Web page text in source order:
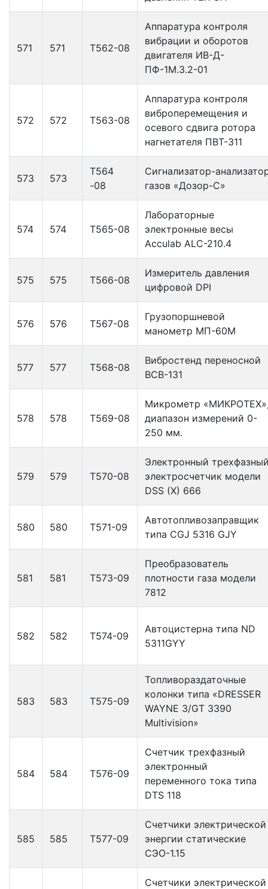
571 571 Т562-08
Аппаратура контроля
вибрации и оборотов
двигателя ИВ-Д-
ПФ-1М.3.2-01
572 572 Т563-08
Аппаратура контроля
виброперемещения и
осевого сдвига ротора
нагнетателя ПВТ-311
573 573
Т564
-08
Сигнализатор-
газов «Дозор-С»
574 574 Т565-08
Лабораторные
электронные весы
Acculab ALC-210.4
575 575 Т566-08
Измеритель давления
цифровой DPI
576 576 Т567-08
Грузопоршневой
манометр МП-60М
577 577 Т568-08
Вибростенд переносной
ВСВ-131
578 578 Т569-08
Микрометр
диапазон измерений 0-
250 мм.
579 579 Т570-08
Электронный
электросчетчик модели
DSS (X) 666
580 580 Т571-09
Автотопливозаправщик
типа CGJ 5316 GJY
581 581 Т573-09
Преобразователь
плотности газа модели
7812
582 582 Т574-09
Автоцистерна типа ND
5311GYY
583 583 Т575-09
Топливораздаточные
колонки типа «DRESSER
WAYNE 3/GT 3390
Multivision»
584 584 Т576-09
Счетчик трехфазный
электронный
переменного тока типа
DTS 118
585 585 Т577-09
Счетчики электрической
энергии статические
СЭО-1.15
Счетчики электрической